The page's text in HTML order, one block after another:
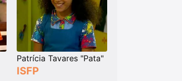
Patrícia Tavares "Pata"
ISFP